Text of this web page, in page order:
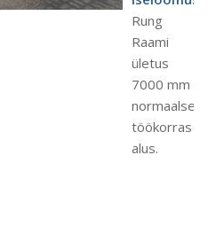
Rung
Raami
ületus
7000 mm
normaalses
töökorras
alus.